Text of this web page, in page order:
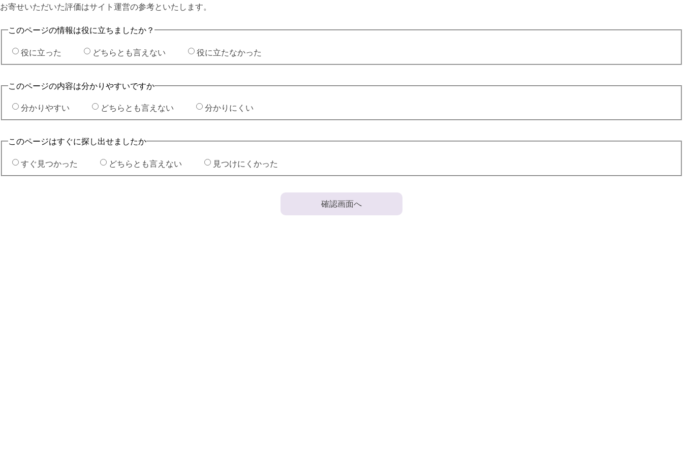
お寄せいただいた評価はサイト運営の参考といたします。
このページの情報は役に立ちましたか？
役に立った
どちらとも言えない 役に立たなかった
このページの内容は分かりやすいですか
分かりやすい
どちらとも言えない 分かりにくい
このページはすぐに探し出せましたか
すぐ見つかった
どちらとも言えない 見つけにくかった